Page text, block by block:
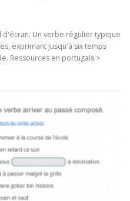
d'écran. Un verbe régulier typique
exprimant jusqu'à six temps
Ressources en portugais >